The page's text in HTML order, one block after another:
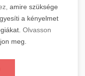
amire szüksége
a kényelmet
Olvasson
meg.